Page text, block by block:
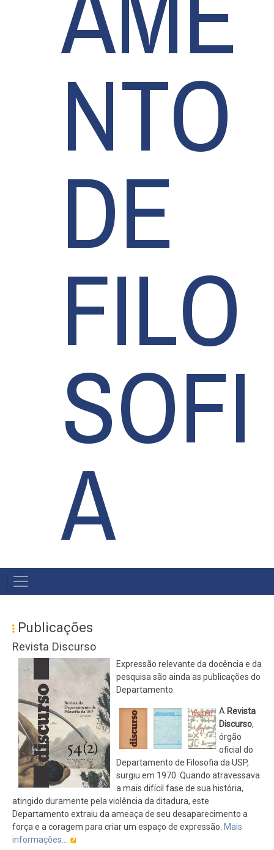
NTO
DE
FILO
SOFI
A
MAIN
Publicações
Revista Discurso
Expressão relevante da docência e da
pesquisa são ainda as publicações do
Departamento.
A Revista
Discurso,
órgão
oficial do
Departamento de Filosofia da USP,
surgiu em 1970. Quando atravessava
a mais difícil fase de sua história,
atingido duramente pela violência da ditadura, este
Departamento extraiu da ameaça de seu desaparecimento a
força e a coragem para criar um espaço de expressão. Mais
informações...